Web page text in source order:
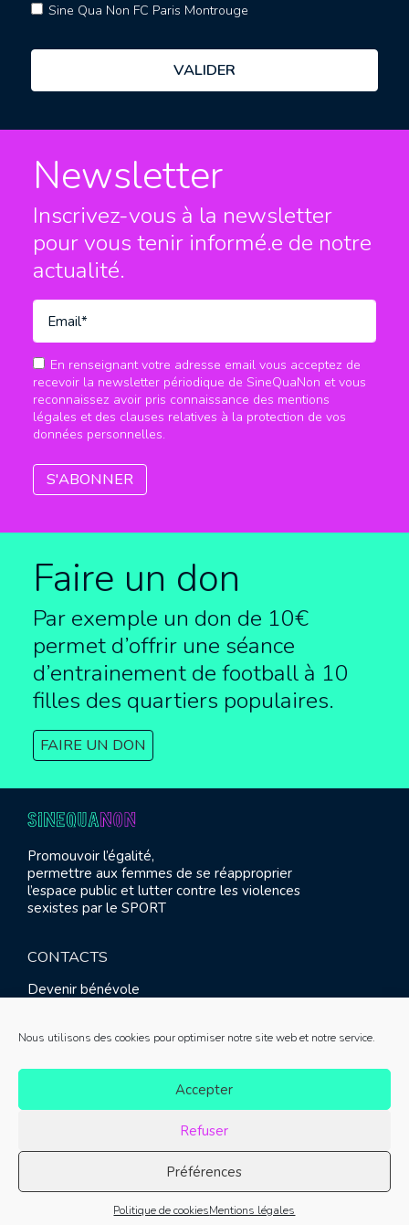
Nous utilisons des cookies pour optimiser notre site web et notre service.
Accepter
Refuser
Préférences
Politique de cookiesMentions légales
Sine Qua Non FC Paris Montrouge
Newsletter
Inscrivez-vous à la newsletter
pour vous tenir informé.e de notre
actualité.
En renseignant votre adresse email vous acceptez de
recevoir la newsletter périodique de SineQuaNon et vous
reconnaissez avoir pris connaissance des mentions
légales et des clauses relatives à la protection de vos
données personnelles.
Faire un don
Par exemple un don de 10€
permet d’offrir une séance
d’entrainement de football à 10
filles des quartiers populaires.
FAIRE UN DON
Promouvoir l’égalité,
permettre aux femmes de se réapproprier
l’espace public et lutter contre les violences
sexistes par le SPORT
CONTACTS
Devenir bénévole
Contact
© SINE QUA NON 2021 |Mentions légales|Réalisation :
Meliatis